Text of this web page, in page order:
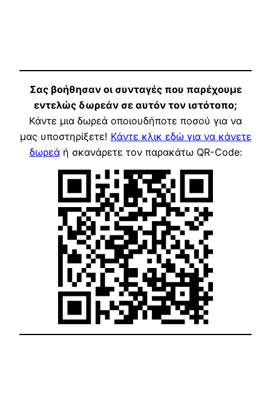
Σας βοήθησαν οι συνταγές που παρέχουμε
εντελώς δωρεάν σε αυτόν τον ιστότοπο;
Κάντε μια δωρεά οποιουδήποτε ποσού για να
μας υποστηρίξετε! Κάντε κλικ εδώ για να κάνετε
δωρεάή σκανάρετε τον παρακάτω QR-Code: